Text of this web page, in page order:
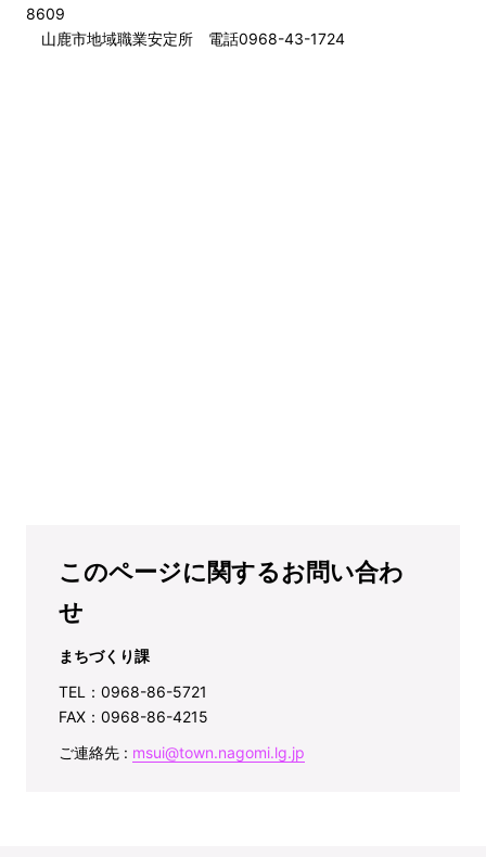
8609
山鹿市地域職業安定所 電話0968-43-1724
このページに関するお問い合わ
せ
まちづくり課
TEL：0968-86-5721
FAX：0968-86-4215
ご連絡先 : msui@town.nagomi.lg.jp